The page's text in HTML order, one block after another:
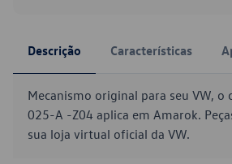
Descrição Características
Mecanismo original para seu VW, o
025-A -Z04 aplica em Amarok.
sua loja virtual oficial da VW.